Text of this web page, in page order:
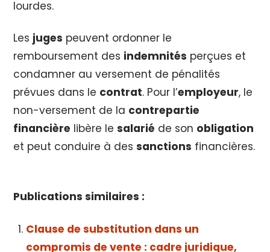
lourdes.
Les juges peuvent ordonner le
remboursement des indemnités perçues et
condamner au versement de pénalités
prévues dans le contrat. Pour l’employeur, le
non-versement de la contrepartie
financière libère le salarié de son obligation
et peut conduire à des sanctions financières.
Publications similaires :
Clause de substitution dans un
compromis de vente : cadre juridique,